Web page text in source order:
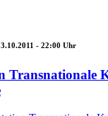
- 22:00 Uhr
Transnationale